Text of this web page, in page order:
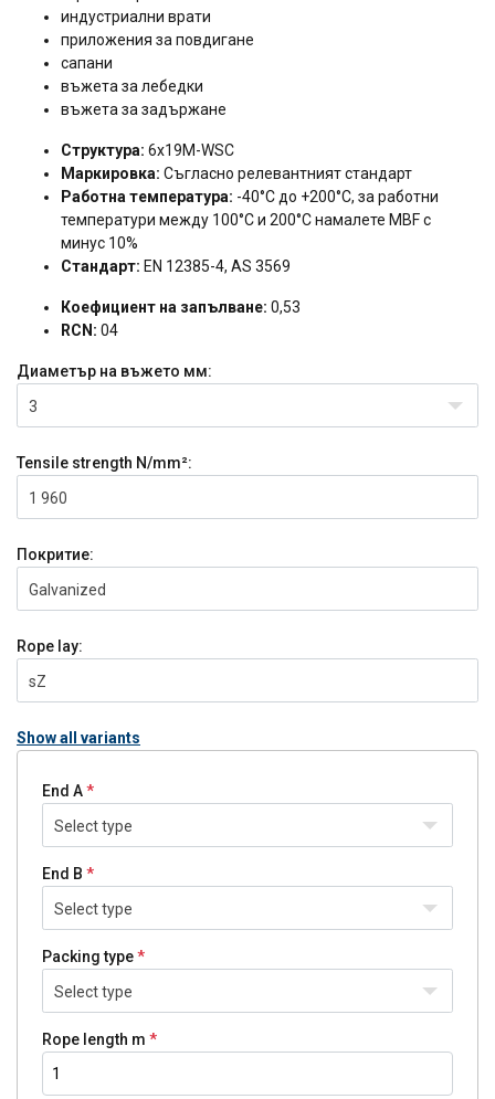
индустриални врати
приложения за повдигане
сапани
въжета за лебедки
въжета за задържане
Структура: 6x19M-WSC
Маркировка: Съгласно релевантният стандарт
Работна температура: -40°C до +200°C, за работни
температури между 100°C и 200°C намалете MBF с
минус 10%
Стандарт: EN 12385-4, AS 3569
Коефициент на запълване: 0,53
RCN: 04
Диаметър на въжето мм:
3
Tensile strength N/mm²:
1 960
Покритие:
Galvanized
Rope lay:
sZ
Show all variants
End A
Select type
End B
Select type
Packing type
Select type
Rope length m